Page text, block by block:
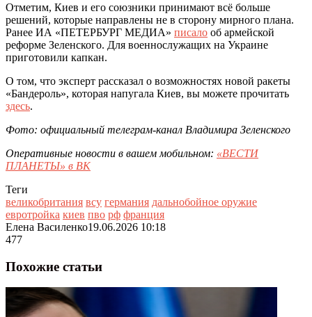
Отметим, Киев и его союзники принимают всё больше
решений, которые направлены не в сторону мирного плана.
Ранее ИА «ПЕТЕРБУРГ МЕДИА» писало об армейской
реформе Зеленского. Для военнослужащих на Украине
приготовили капкан.
О том, что эксперт рассказал о возможностях новой ракеты
«Бандероль», которая напугала Киев, вы можете прочитать
здесь.
Фото: официальный телеграм-канал Владимира Зеленского
Оперативные новости в вашем мобильном: «ВЕСТИ
ПЛАНЕТЫ» в ВК
Теги
великобритания всу германия дальнобойное оружие
евротройка киев пво рф франция
Елена Василенко19.06.2026 10:18
477
Похожие статьи